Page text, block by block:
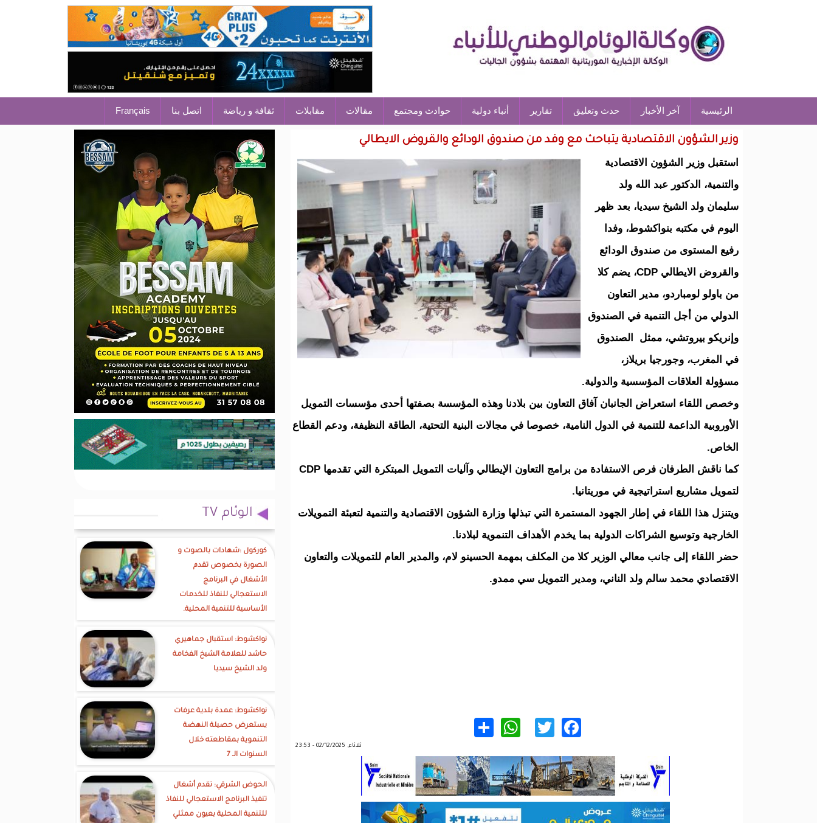
الرئيسية آخر الأخبار حدث وتعليق تقارير أنباء دولية حوادث ومجتمع مقالات مقابلات ثقافة و رياضة اتصل بنا Français
وزير الشؤون الاقتصادية يتباحث مع وفد من صندوق الودائع والقروض الايطالي
استقبل وزير الشؤون الاقتصادية
والتنمية، الدكتور عبد الله ولد
سليمان ولد الشيخ سيديا، بعد ظهر
اليوم في مكتبه بنواكشوط، وفدا
رفيع المستوى من صندوق الودائع
والقروض الايطالي CDP، يضم كلا
من باولو لومباردو، مدير التعاون
الدولي من أجل التنمية في الصندوق
وإنريكو بيروتشي، ممثل الصندوق
في المغرب، وجورجيا بريلاز،
مسؤولة العلاقات المؤسسية والدولية.
وخصص اللقاء استعراض الجانبان آفاق التعاون بين بلادنا وهذه المؤسسة بصفتها أحدى مؤسسات التمويل
الأوروبية الداعمة للتنمية في الدول النامية، خصوصا في مجالات البنية التحتية، الطاقة النظيفة، ودعم القطاع
الخاص.
كما ناقش الطرفان فرص الاستفادة من برامج التعاون الإيطالي وآليات التمويل المبتكرة التي تقدمها CDP
لتمويل مشاريع استراتيجية في موريتانيا.
ويتنزل هذا اللقاء في إطار الجهود المستمرة التي تبذلها وزارة الشؤون الاقتصادية والتنمية لتعبئة التمويلات
الخارجية وتوسيع الشراكات الدولية بما يخدم الأهداف التنموية لبلادنا.
حضر اللقاء إلى جانب معالي الوزير كلا من المكلف بمهمة الحسينو لام، والمدير العام للتمويلات والتعاون
الاقتصادي محمد سالم ولد الناني، ومدير التمويل سي ممدو.
Facebook
Twitter
WhatsApp
ثلاثاء, 02/12/2025 - 23:53
الوئام TV
كوركول :شهادات بالصوت و
الصورة بخصوص تقدم
الأشغال في البرنامج
الاستعجالي للنفاذ للخدمات
الأساسية للتنمية المحلية.
نواكشوط: استقبال جماهيري
حاشد للعلامة الشيخ الفخامة
ولد الشيخ سيديا
نواكشوط: عمدة بلدية عرفات
يستعرض حصيلة النهضة
التنموية بمقاطعته خلال
السنوات الـ 7
الحوض الشرقي: تقدم أشغال
تنفيذ البرنامج الاستعجالي للنفاذ
للتنمية المحلية بعيون ممثلي